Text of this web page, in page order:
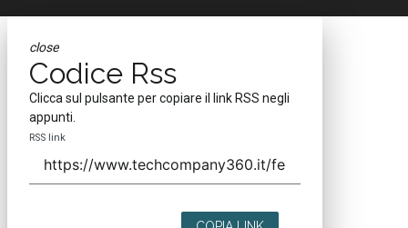
close
Codice Rss
Clicca sul pulsante per copiare il link RSS negli
appunti.
RSS link